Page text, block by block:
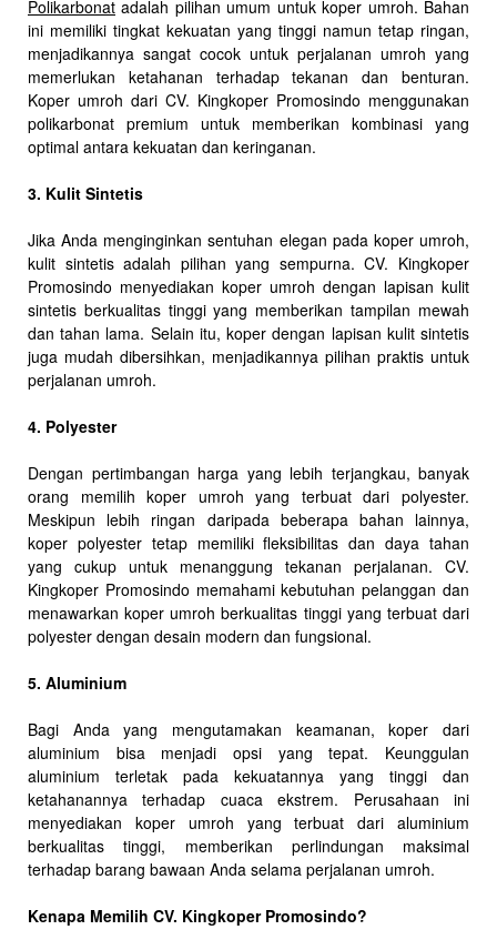
Polikarbonat adalah pilihan umum untuk koper umroh. Bahan
ini memiliki tingkat kekuatan yang tinggi namun tetap ringan,
menjadikannya sangat cocok untuk perjalanan umroh yang
memerlukan ketahanan terhadap tekanan dan benturan.
Koper umroh dari CV. Kingkoper Promosindo menggunakan
polikarbonat premium untuk memberikan kombinasi yang
optimal antara kekuatan dan keringanan.
3. Kulit Sintetis
Jika Anda menginginkan sentuhan elegan pada koper umroh,
kulit sintetis adalah pilihan yang sempurna. CV. Kingkoper
Promosindo menyediakan koper umroh dengan lapisan kulit
sintetis berkualitas tinggi yang memberikan tampilan mewah
dan tahan lama. Selain itu, koper dengan lapisan kulit sintetis
juga mudah dibersihkan, menjadikannya pilihan praktis untuk
perjalanan umroh.
4. Polyester
Dengan pertimbangan harga yang lebih terjangkau, banyak
orang memilih koper umroh yang terbuat dari polyester.
Meskipun lebih ringan daripada beberapa bahan lainnya,
koper polyester tetap memiliki fleksibilitas dan daya tahan
yang cukup untuk menanggung tekanan perjalanan. CV.
Kingkoper Promosindo memahami kebutuhan pelanggan dan
menawarkan koper umroh berkualitas tinggi yang terbuat dari
polyester dengan desain modern dan fungsional.
5. Aluminium
Bagi Anda yang mengutamakan keamanan, koper dari
aluminium bisa menjadi opsi yang tepat. Keunggulan
aluminium terletak pada kekuatannya yang tinggi dan
ketahanannya terhadap cuaca ekstrem. Perusahaan ini
menyediakan koper umroh yang terbuat dari aluminium
berkualitas tinggi, memberikan perlindungan maksimal
terhadap barang bawaan Anda selama perjalanan umroh.
Kenapa Memilih CV. Kingkoper Promosindo?